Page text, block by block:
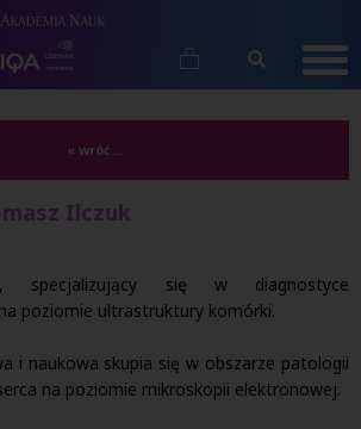
« wróć...
Ilczuk
specjalizujący się w diagnostyce
poziomie ultrastruktury komórki.
i naukowa skupia się w obszarze patologii
na poziomie mikroskopii elektronowej.